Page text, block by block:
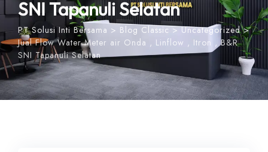
SNI Tapanuli Selatan
PT Solusi Inti Bersama > Blog Classic>Uncategorized>
Jual Flow Water Meter air Onda , Linflow , Itron , B&R
SNI Tapanuli Selatan